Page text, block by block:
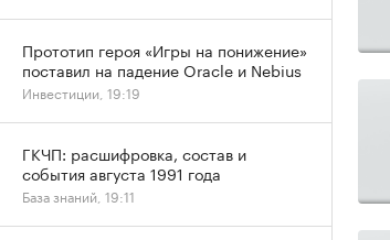
Прототип героя «Игры на понижение»
поставил на падение Oracle и Nebius
Инвестиции, 19:19
ГКЧП: расшифровка, состав и
события августа 1991 года
База знаний, 19:11